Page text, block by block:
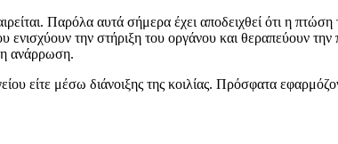
Παρόλα αυτά σήμερα έχει αποδειχθεί ότι η πτώση
την στήριξη του οργάνου και θεραπεύουν
ανάρρωση.
είτε μέσω διάνοιξης της κοιλίας. Πρόσφατα